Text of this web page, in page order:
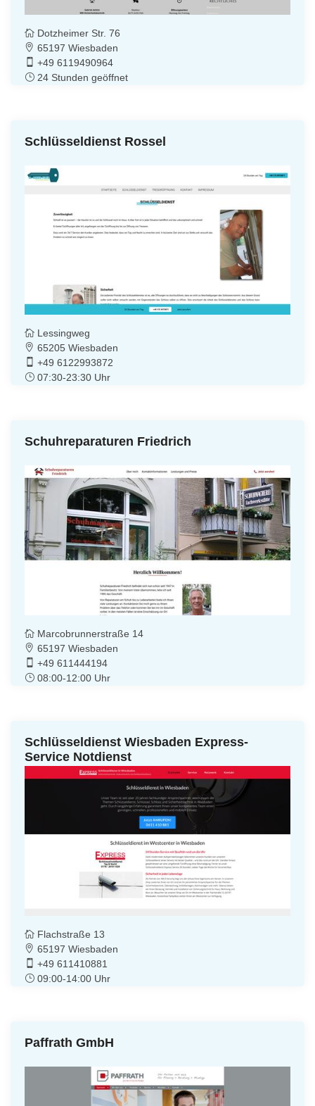
Dotzheimer Str. 76
65197 Wiesbaden
+49 6119490964
24 Stunden geöffnet
Schlüsseldienst Rossel
Lessingweg
65205 Wiesbaden
+49 6122993872
07:30-23:30 Uhr
Schuhreparaturen Friedrich
Marcobrunnerstraße 14
65197 Wiesbaden
+49 611444194
08:00-12:00 Uhr
Schlüsseldienst Wiesbaden Express-
Service Notdienst
Flachstraße 13
65197 Wiesbaden
+49 611410881
09:00-14:00 Uhr
Paffrath GmbH